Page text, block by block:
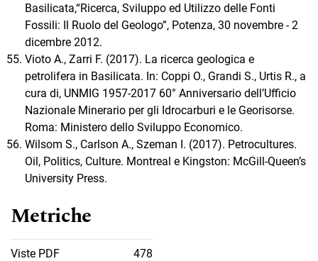
Basilicata,“Ricerca, Sviluppo ed Utilizzo delle Fonti
Fossili: Il Ruolo del Geologo”, Potenza, 30 novembre - 2
dicembre 2012.
Vioto A., Zarri F. (2017). La ricerca geologica e
petrolifera in Basilicata. In: Coppi O., Grandi S., Urtis R., a
cura di, UNMIG 1957-2017 60° Anniversario dell’Ufficio
Nazionale Minerario per gli Idrocarburi e le Georisorse.
Roma: Ministero dello Sviluppo Economico.
Wilsom S., Carlson A., Szeman I. (2017). Petrocultures.
Oil, Politics, Culture. Montreal e Kingston: McGill-Queen’s
University Press.
Metriche
Viste PDF 478